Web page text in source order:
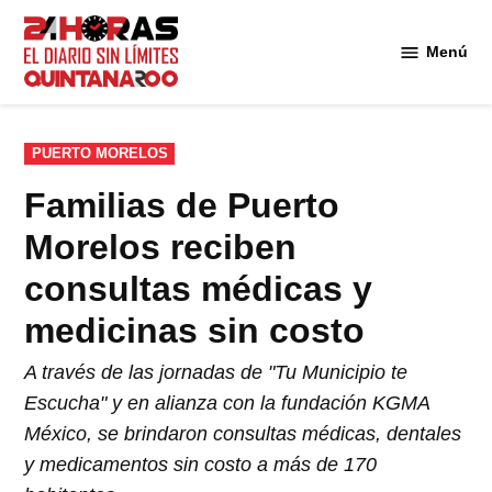
Saltar
contenido
Menú
PUBLICADO
EN
PUERTO MORELOS
Familias de Puerto
Morelos reciben
consultas médicas y
medicinas sin costo
A través de las jornadas de "Tu Municipio te
Escucha" y en alianza con la fundación KGMA
México, se brindaron consultas médicas, dentales
y medicamentos sin costo a más de 170